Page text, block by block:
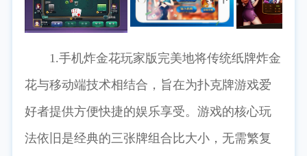
1.手机炸金花玩家版完美地将传统纸牌炸金
花与移动端技术相结合，旨在为扑克牌游戏爱
好者提供方便快捷的娱乐享受。游戏的核心玩
法依旧是经典的三张牌组合比大小，无需繁复